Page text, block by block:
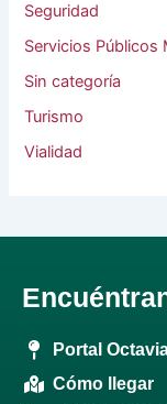
Seguridad
Servicios Públicos
Sin categoría
Turismo
Vialidad
Portal
Cómo llegar